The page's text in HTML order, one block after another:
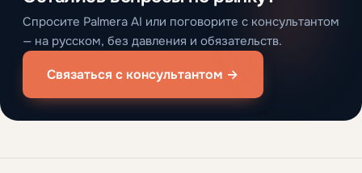
Спросите Palmera AI или поговорите с консультантом
— на русском, без давления и обязательств.
Связаться с консультантом →